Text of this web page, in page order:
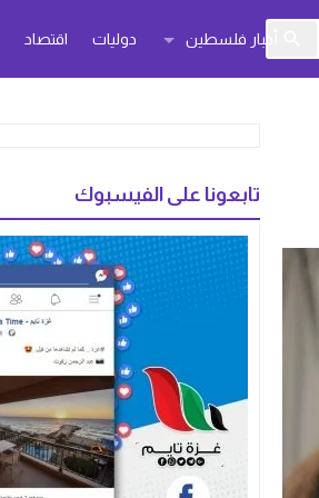
أخبار فلسطين دوليات اقتصاد
تابعونا على الفيسبوك